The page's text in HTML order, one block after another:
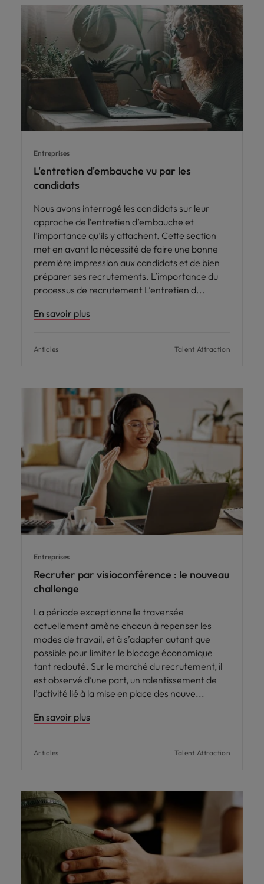
Entreprises
L'entretien d'embauche vu par les
candidats
Nous avons interrogé les candidats sur leur
approche de l’entretien d’embauche et
l’importance qu’ils y attachent. Cette section
met en avant la nécessité de faire une bonne
première impression aux candidats et de bien
préparer ses recrutements. L’importance du
processus de recrutement L’entretien d
En savoir plus
Articles Talent Attraction
Entreprises
Recruter par visioconférence : le nouveau
challenge
La période exceptionnelle traversée
actuellement amène chacun à repenser les
modes de travail, et à s’adapter autant que
possible pour limiter le blocage économique
tant redouté. Sur le marché du recrutement, il
est observé d’une part, un ralentissement de
l’activité lié à la mise en place des nouve
En savoir plus
Articles Talent Attraction